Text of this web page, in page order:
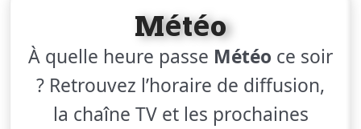
Météo
À quelle heure passe Météo ce soir
? Retrouvez l’horaire de diffusion,
la chaîne TV et les prochaines